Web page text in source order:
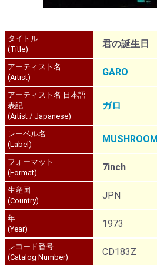
タイトル
(Title)
君の誕生日
アーティスト名
(Artist)
GARO
アーティスト名 日本語
表記
(Artist / Japanese)
ガロ
レーベル名
(Label)
MUSHROOM
フォーマット
(Format)
7inch
生産国
(Country)
JPN
年
(Year)
1973
レコード番号
(Catalog Number)
CD183Z